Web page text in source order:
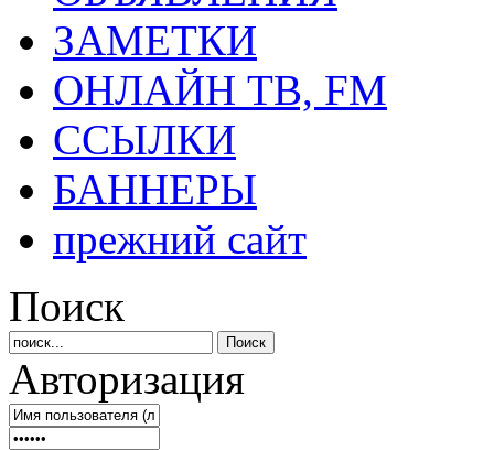
ЗАМЕТКИ
ОНЛАЙН ТВ, FM
ССЫЛКИ
БАННЕРЫ
прежний сайт
Поиск
Авторизация